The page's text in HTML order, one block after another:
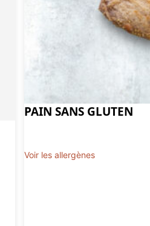
PAIN SANS GLUTEN
Voir les allergènes